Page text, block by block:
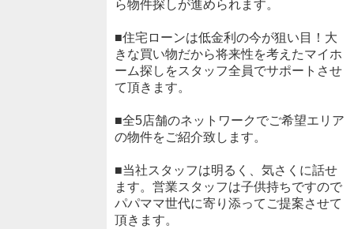
ら物件探しが進められます。
■住宅ローンは低金利の今が狙い目！大
きな買い物だから将来性を考えたマイホ
ーム探しをスタッフ全員でサポートさせ
て頂きます。
■全5店舗のネットワークでご希望エリア
の物件をご紹介致します。
■当社スタッフは明るく、気さくに話せ
ます。営業スタッフは子供持ちですので
パパママ世代に寄り添ってご提案させて
頂きます。